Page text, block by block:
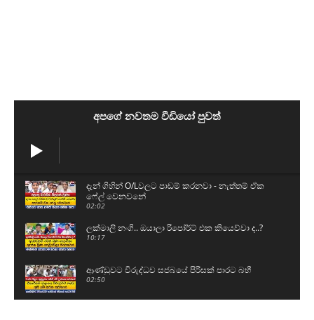
අපගේ නවතම වීඩියෝ පුවත්
දැන් ගිහින් O/Lවලට පාඩම් කරනවා - නැත්තම් ඒක
ෆේල් වෙනවනේ
02:02
ලක්මාලි නංගි.. ඔයාලා රිපෝර්ට් එක කියෙව්වා ද..?
10:17
ආණ්ඩුවට විරුද්ධව සජබයේ පිරිසක් පාරට බහී
02:50